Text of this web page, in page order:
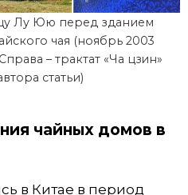
Лу Юю перед зданием
чая (ноябрь 2003
– трактат «Ча цзин»
статьи)
чайных домов в
в Китае в период